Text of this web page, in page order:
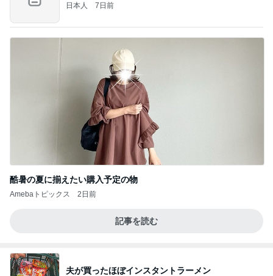
日本人 7日前
酷暑の夏に揃えたい購入予定の物
Amebaトピックス 2日前
記事を読む
夫が買ったほぼインスタントラーメン